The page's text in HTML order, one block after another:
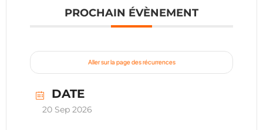
PROCHAIN ÉVÈNEMENT
Aller sur la page des récurrences
DATE
20 Sep 2026